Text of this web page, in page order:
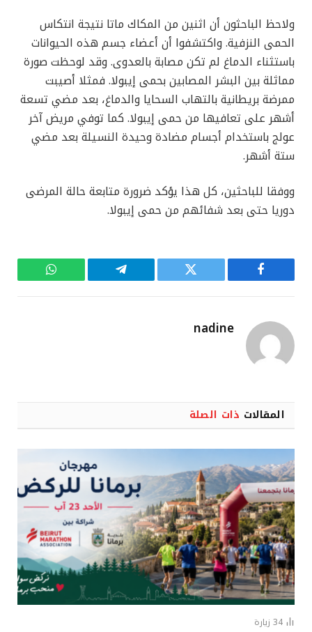
ولاحظ الباحثون أن اثنين من المكاك ماتا نتيجة انتكاس
الحمى النزفية. واكتشفوا أن أعضاء جسم هذه الحيوانات
باستثناء الدماغ لم تكن مصابة بالعدوى. وقد لوحظت صورة
مماثلة بين البشر المصابين بحمى إيبولا. فمثلا أصيبت
ممرضة بريطانية بالتهاب السحايا والدماغ، بعد مضي تسعة
أشهر على تعافيها من حمى إيبولا. كما توفي مريض آخر
عولج باستخدام أجسام مضادة وحيدة النسيلة بعد مضي
ستة أشهر.
ووفقا للباحثين، كل هذا يؤكد ضرورة متابعة حالة المرضى
دوريا حتى بعد شفائهم من حمى إيبولا.
فيسبوك تويتر تيلقرام واتساب
nadine
المقالات ذات الصلة
34 زيارة